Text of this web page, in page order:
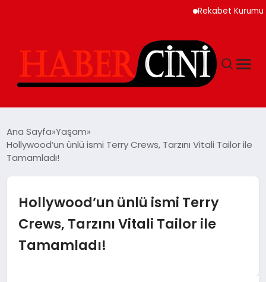
Rekabet Kurumu
YAŞAM
GÜNCEL
TEKNOLOJI
Ana Sayfa Yaşam
Hollywood’un ünlü ismi Terry Crews, Tarzını Vitali Tailor ile
Tamamladı!
Hollywood’un ünlü ismi Terry
Crews, Tarzını Vitali Tailor ile
Tamamladı!